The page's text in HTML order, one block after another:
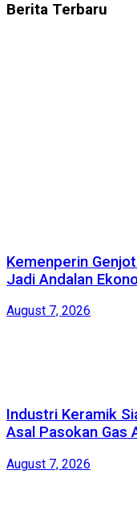
Berita Terbaru
Kemenperin
Jadi Andalan
August 7, 2026
Industri Keramik
Asal Pasokan Gas
August 7, 2026